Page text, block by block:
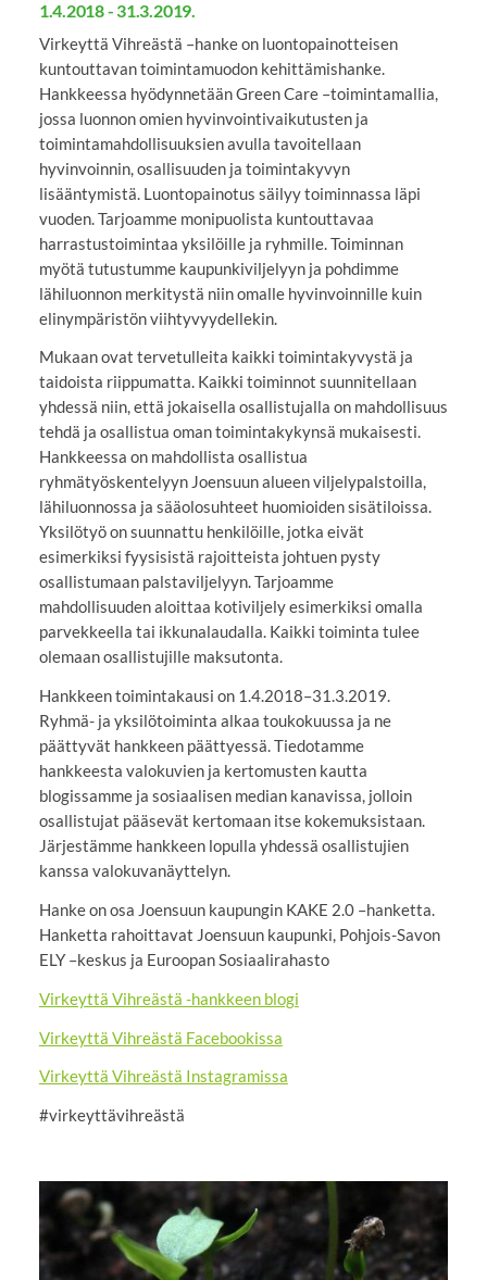
1.4.2018 - 31.3.2019.
Virkeyttä Vihreästä –hanke on luontopainotteisen
kuntouttavan toimintamuodon kehittämishanke.
Hankkeessa hyödynnetään Green Care –toimintamallia,
jossa luonnon omien hyvinvointivaikutusten ja
toimintamahdollisuuksien avulla tavoitellaan
hyvinvoinnin, osallisuuden ja toimintakyvyn
lisääntymistä. Luontopainotus säilyy toiminnassa läpi
vuoden. Tarjoamme monipuolista kuntouttavaa
harrastustoimintaa yksilöille ja ryhmille. Toiminnan
myötä tutustumme kaupunkiviljelyyn ja pohdimme
lähiluonnon merkitystä niin omalle hyvinvoinnille kuin
elinympäristön viihtyvyydellekin.
Mukaan ovat tervetulleita kaikki toimintakyvystä ja
taidoista riippumatta. Kaikki toiminnot suunnitellaan
yhdessä niin, että jokaisella osallistujalla on mahdollisuus
tehdä ja osallistua oman toimintakykynsä mukaisesti.
Hankkeessa on mahdollista osallistua
ryhmätyöskentelyyn Joensuun alueen viljelypalstoilla,
lähiluonnossa ja sääolosuhteet huomioiden sisätiloissa.
Yksilötyö on suunnattu henkilöille, jotka eivät
esimerkiksi fyysisistä rajoitteista johtuen pysty
osallistumaan palstaviljelyyn. Tarjoamme
mahdollisuuden aloittaa kotiviljely esimerkiksi omalla
parvekkeella tai ikkunalaudalla. Kaikki toiminta tulee
olemaan osallistujille maksutonta.
Hankkeen toimintakausi on 1.4.2018–31.3.2019.
Ryhmä- ja yksilötoiminta alkaa toukokuussa ja ne
päättyvät hankkeen päättyessä. Tiedotamme
hankkeesta valokuvien ja kertomusten kautta
blogissamme ja sosiaalisen median kanavissa, jolloin
osallistujat pääsevät kertomaan itse kokemuksistaan.
Järjestämme hankkeen lopulla yhdessä osallistujien
kanssa valokuvanäyttelyn.
Hanke on osa Joensuun kaupungin KAKE 2.0 –hanketta.
Hanketta rahoittavat Joensuun kaupunki, Pohjois-Savon
ELY –keskus ja Euroopan Sosiaalirahasto
Virkeyttä Vihreästä -hankkeen blogi
Virkeyttä Vihreästä Facebookissa
Virkeyttä Vihreästä Instagramissa
#virkeyttävihreästä